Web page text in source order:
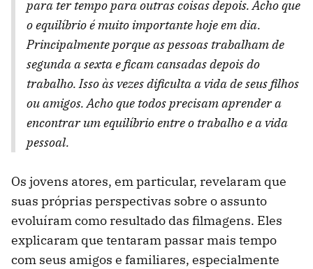
para ter tempo para outras coisas depois. Acho que
o equilíbrio é muito importante hoje em dia.
Principalmente porque as pessoas trabalham de
segunda a sexta e ficam cansadas depois do
trabalho. Isso às vezes dificulta a vida de seus filhos
ou amigos. Acho que todos precisam aprender a
encontrar um equilíbrio entre o trabalho e a vida
pessoal.
Os jovens atores, em particular, revelaram que
suas próprias perspectivas sobre o assunto
evoluíram como resultado das filmagens. Eles
explicaram que tentaram passar mais tempo
com seus amigos e familiares, especialmente